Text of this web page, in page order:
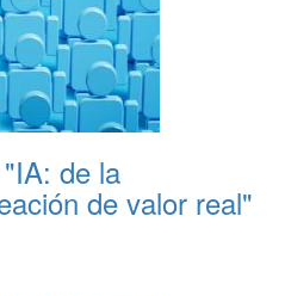
de la
de valor real"